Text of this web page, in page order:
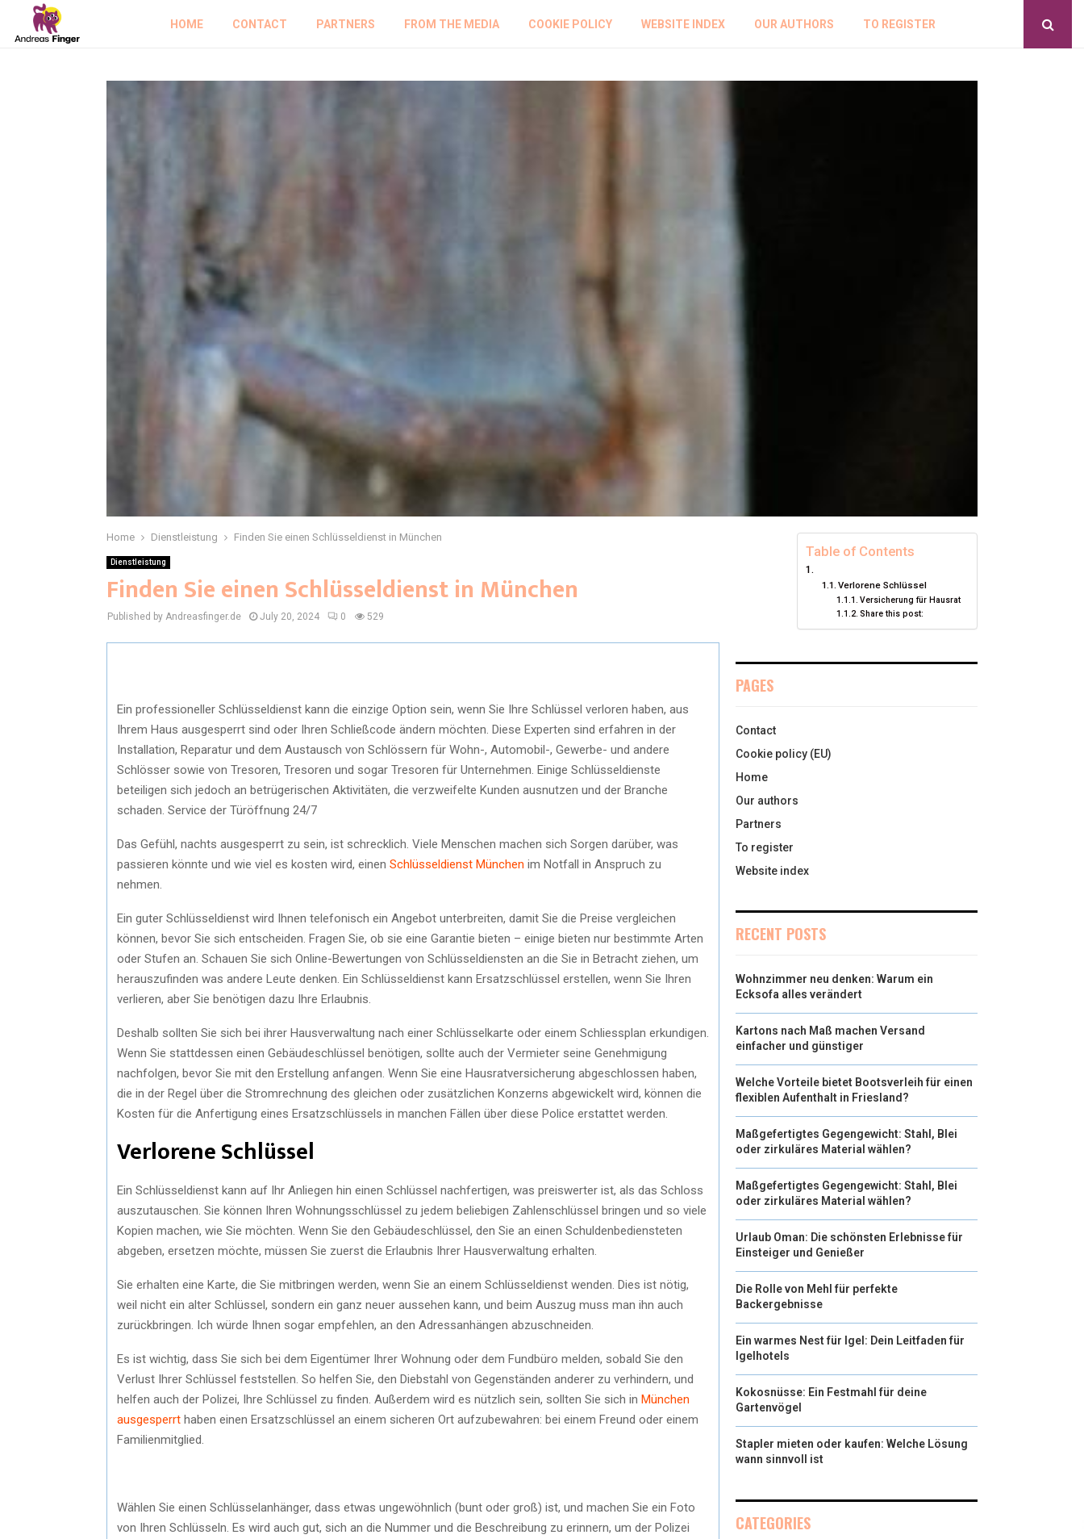
HOME CONTACT PARTNERS FROM THE MEDIA COOKIE POLICY WEBSITE INDEX OUR AUTHORS TO REGISTER
Home Dienstleistung Finden Sie einen Schlüsseldienst in München
Dienstleistung
Finden Sie einen Schlüsseldienst in München
Published by Andreasfinger.de July 20, 2024 0 529
Ein professioneller Schlüsseldienst kann die einzige Option sein, wenn Sie Ihre Schlüssel verloren haben, aus
Ihrem Haus ausgesperrt sind oder Ihren Schließcode ändern möchten. Diese Experten sind erfahren in der
Installation, Reparatur und dem Austausch von Schlössern für Wohn-, Automobil-, Gewerbe- und andere
Schlösser sowie von Tresoren, Tresoren und sogar Tresoren für Unternehmen. Einige Schlüsseldienste
beteiligen sich jedoch an betrügerischen Aktivitäten, die verzweifelte Kunden ausnutzen und der Branche
schaden. Service der Türöffnung 24/7
Das Gefühl, nachts ausgesperrt zu sein, ist schrecklich. Viele Menschen machen sich Sorgen darüber, was
passieren könnte und wie viel es kosten wird, einen Schlüsseldienst München im Notfall in Anspruch zu
nehmen.
Ein guter Schlüsseldienst wird Ihnen telefonisch ein Angebot unterbreiten, damit Sie die Preise vergleichen
können, bevor Sie sich entscheiden. Fragen Sie, ob sie eine Garantie bieten – einige bieten nur bestimmte Arten
oder Stufen an. Schauen Sie sich Online-Bewertungen von Schlüsseldiensten an die Sie in Betracht ziehen, um
herauszufinden was andere Leute denken. Ein Schlüsseldienst kann Ersatzschlüssel erstellen, wenn Sie Ihren
verlieren, aber Sie benötigen dazu Ihre Erlaubnis.
Deshalb sollten Sie sich bei ihrer Hausverwaltung nach einer Schlüsselkarte oder einem Schliessplan erkundigen.
Wenn Sie stattdessen einen Gebäudeschlüssel benötigen, sollte auch der Vermieter seine Genehmigung
nachfolgen, bevor Sie mit den Erstellung anfangen. Wenn Sie eine Hausratversicherung abgeschlossen haben,
die in der Regel über die Stromrechnung des gleichen oder zusätzlichen Konzerns abgewickelt wird, können die
Kosten für die Anfertigung eines Ersatzschlüssels in manchen Fällen über diese Police erstattet werden.
Verlorene Schlüssel
Ein Schlüsseldienst kann auf Ihr Anliegen hin einen Schlüssel nachfertigen, was preiswerter ist, als das Schloss
auszutauschen. Sie können Ihren Wohnungsschlüssel zu jedem beliebigen Zahlenschlüssel bringen und so viele
Kopien machen, wie Sie möchten. Wenn Sie den Gebäudeschlüssel, den Sie an einen Schuldenbediensteten
abgeben, ersetzen möchte, müssen Sie zuerst die Erlaubnis Ihrer Hausverwaltung erhalten.
Sie erhalten eine Karte, die Sie mitbringen werden, wenn Sie an einem Schlüsseldienst wenden. Dies ist nötig,
weil nicht ein alter Schlüssel, sondern ein ganz neuer aussehen kann, und beim Auszug muss man ihn auch
zurückbringen. Ich würde Ihnen sogar empfehlen, an den Adressanhängen abzuschneiden.
Es ist wichtig, dass Sie sich bei dem Eigentümer Ihrer Wohnung oder dem Fundbüro melden, sobald Sie den
Verlust Ihrer Schlüssel feststellen. So helfen Sie, den Diebstahl von Gegenständen anderer zu verhindern, und
helfen auch der Polizei, Ihre Schlüssel zu finden. Außerdem wird es nützlich sein, sollten Sie sich in München
ausgesperrt haben einen Ersatzschlüssel an einem sicheren Ort aufzubewahren: bei einem Freund oder einem
Familienmitglied.
Wählen Sie einen Schlüsselanhänger, dass etwas ungewöhnlich (bunt oder groß) ist, und machen Sie ein Foto
von Ihren Schlüsseln. Es wird auch gut, sich an die Nummer und die Beschreibung zu erinnern, um der Polizei
Table of Contents
Verlorene Schlüssel
Versicherung für Hausrat
Share this post:
PAGES
Contact
Cookie policy (EU)
Home
Our authors
Partners
To register
Website index
RECENT POSTS
Wohnzimmer neu denken: Warum ein
Ecksofa alles verändert
Kartons nach Maß machen Versand
einfacher und günstiger
Welche Vorteile bietet Bootsverleih für einen
flexiblen Aufenthalt in Friesland?
Maßgefertigtes Gegengewicht: Stahl, Blei
oder zirkuläres Material wählen?
Maßgefertigtes Gegengewicht: Stahl, Blei
oder zirkuläres Material wählen?
Urlaub Oman: Die schönsten Erlebnisse für
Einsteiger und Genießer
Die Rolle von Mehl für perfekte
Backergebnisse
Ein warmes Nest für Igel: Dein Leitfaden für
Igelhotels
Kokosnüsse: Ein Festmahl für deine
Gartenvögel
Stapler mieten oder kaufen: Welche Lösung
wann sinnvoll ist
CATEGORIES